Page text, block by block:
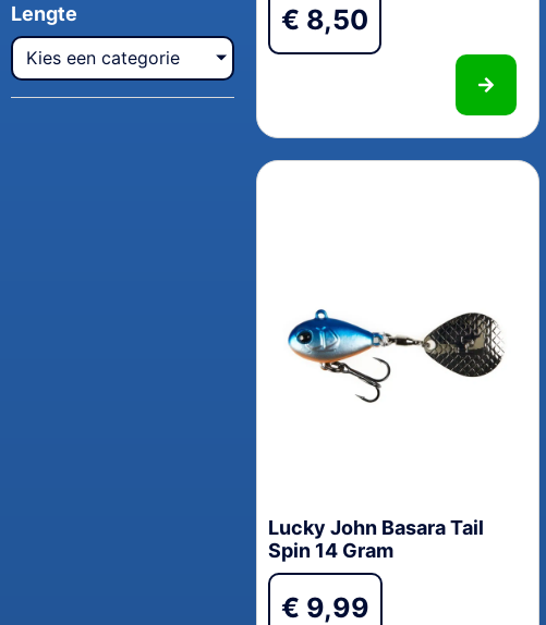
Lengte
Kies een categorie
€ 8,50
Lucky John Basara Tail
Spin 14 Gram
€ 9,99